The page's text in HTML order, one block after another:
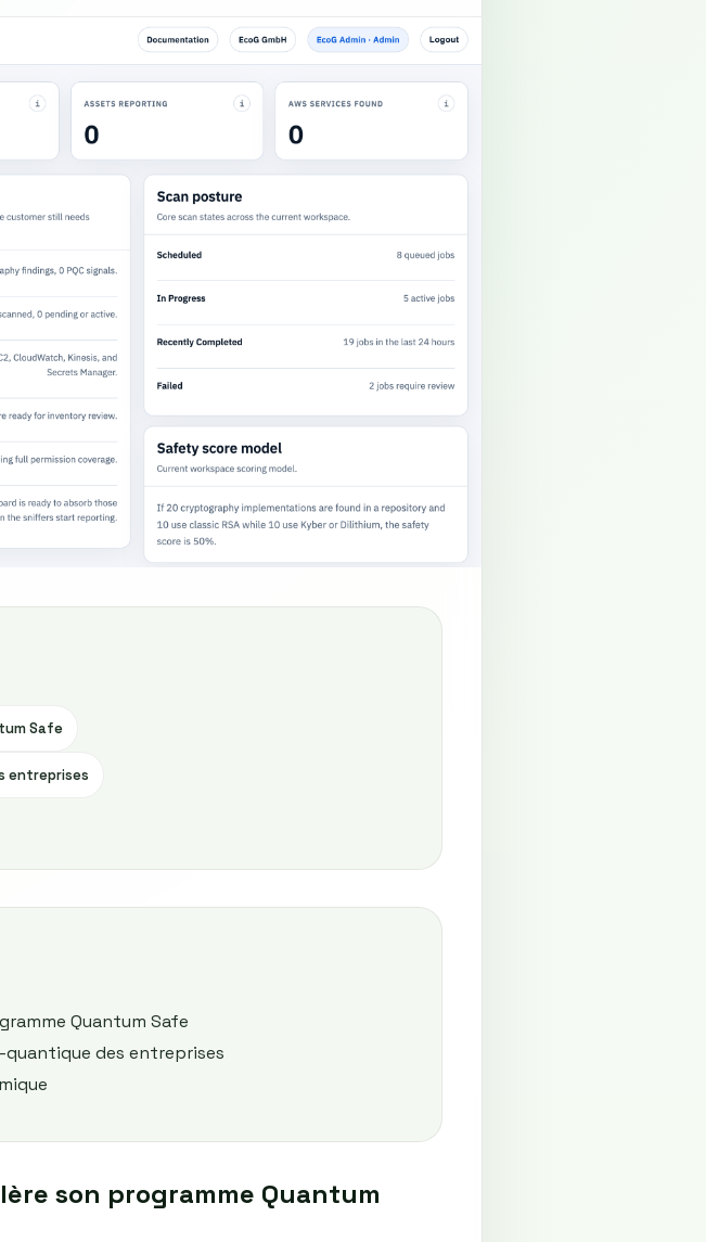
Safe
entreprises
Quantum Safe
des entreprises
son programme Quantum